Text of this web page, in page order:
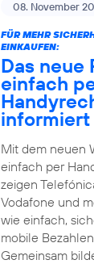
08. November
FÜR MEHR
EINKAUFEN:
Das neue
einfach
informiert
Mit dem neuen
einfach per
zeigen
Vodafone und
wie einfach,
mobile
Gemeinsam